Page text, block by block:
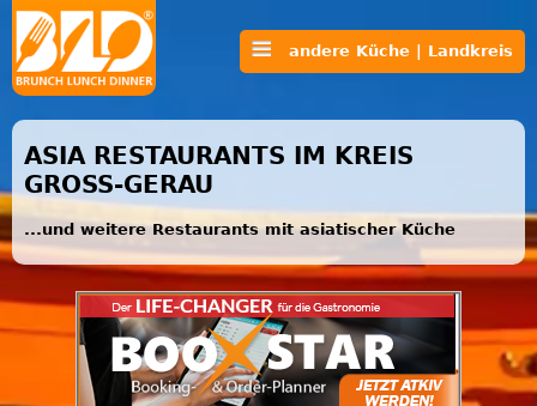
andere Küche | Landkreis
ASIA RESTAURANTS IM KREIS
GROSS-GERAU
...und weitere Restaurants mit asiatischer Küche